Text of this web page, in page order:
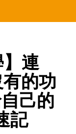
】連
的功
己的
記